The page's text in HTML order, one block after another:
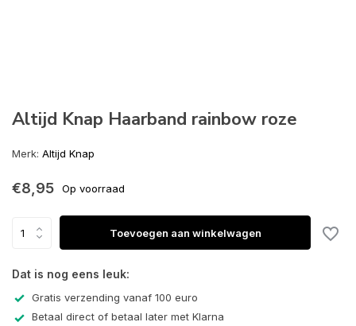
Altijd Knap Haarband rainbow roze
Merk: Altijd Knap
€8,95 Op voorraad
Toevoegen aan winkelwagen
Dat is nog eens leuk:
Gratis verzending vanaf 100 euro
Betaal direct of betaal later met Klarna